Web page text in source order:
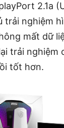
2.1a
trải nghiệm
mất dữ
trải nghiệm
tốt hơn.